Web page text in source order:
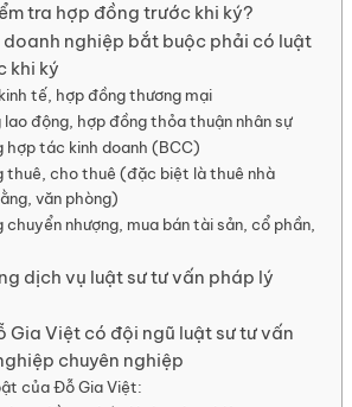
tra hợp đồng trước khi ký?
nghiệp bắt buộc phải có luật
khi ký
tế, hợp đồng thương mại
động, hợp đồng thỏa thuận nhân sự
hợp tác kinh doanh (BCC)
thuê, cho thuê (đặc biệt là thuê nhà
văn phòng)
nhượng, mua bán tài sản, cổ phần,
dịch vụ luật sư tư vấn pháp lý
Gia Việt có đội ngũ luật sư tư vấn
chuyên nghiệp
của Đỗ Gia Việt: